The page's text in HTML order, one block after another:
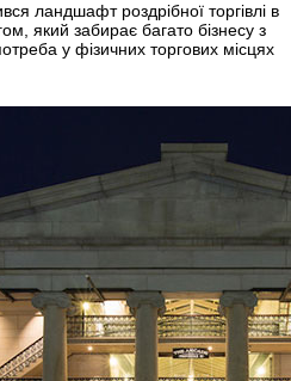
ландшафт роздрібної торгівлі в
який забирає багато бізнесу з
у фізичних торгових місцях